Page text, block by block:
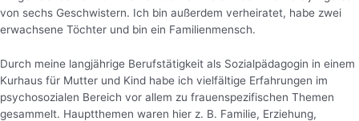
von sechs Geschwistern. Ich bin außerdem verheiratet, habe zwei
erwachsene Töchter und bin ein Familienmensch.
Durch meine langjährige Berufstätigkeit als Sozialpädagogin in einem
Kurhaus für Mutter und Kind habe ich vielfältige Erfahrungen im
psychosozialen Bereich vor allem zu frauenspezifischen Themen
gesammelt. Hauptthemen waren hier z. B. Familie, Erziehung,